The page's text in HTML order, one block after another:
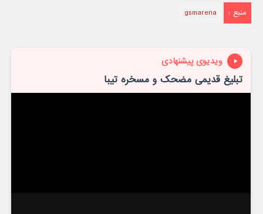
منبع : gsmarena
ویدیوی پیشنهادی
تبلیغ قدیمی مضحک و مسخره تیبا